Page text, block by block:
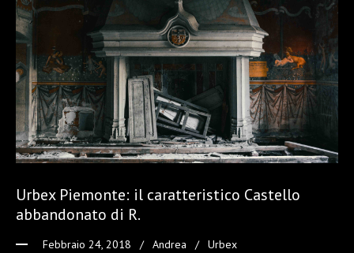
Urbex Piemonte: il caratteristico Castello
abbandonato di R.
Febbraio 24, 2018 Andrea Urbex